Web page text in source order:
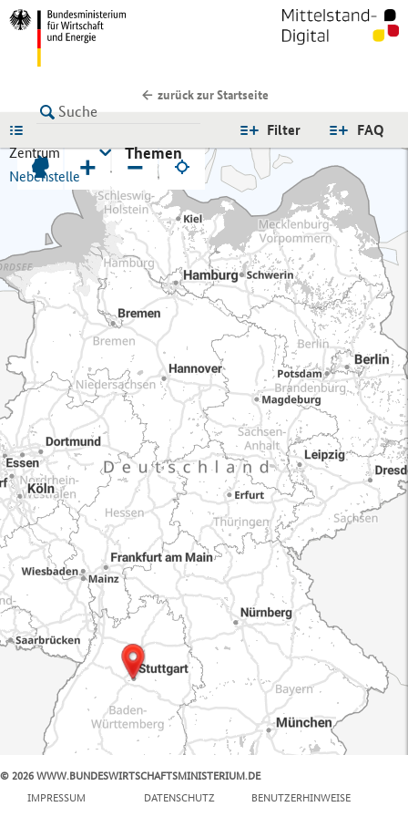
zurück zur Startseite
FAQ
Filter
Zentrum
Nebenstelle
Themen
+ −
© 2026 WWW.BUNDESWIRTSCHAFTSMINISTERIUM.DE
IMPRESSUM
DATENSCHUTZ BENUTZERHINWEISE